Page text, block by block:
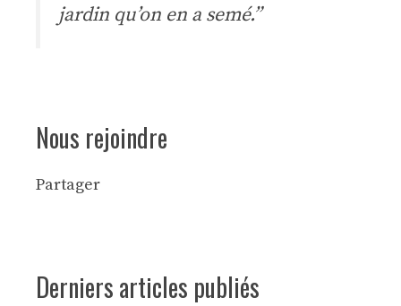
jardin qu’on en a semé.”
Nous rejoindre
Partager
Derniers articles publiés